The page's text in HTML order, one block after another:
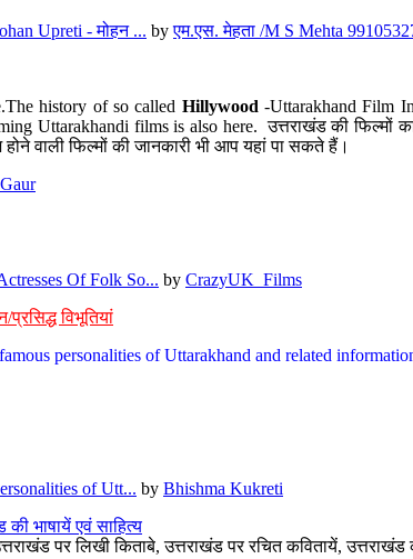
Upreti - मोहन ... byएम.एस. मेहता /M S Mehta
history of so called Hillywood-Uttarakhand Film
Uttarakhandi films is also here. उत्तराखंड की फिल्मों
वाली फिल्मों की जानकारी भी आप यहां पा सकते हैं।
Of Folk So... by CrazyUK_Films
विभूतियां
personalities of Uttarakhand and related
of Utt... by Bhishma Kukreti
भाषायें एवं साहित्य
पर लिखी किताबे, उत्तराखंड पर रचित कवितायें,